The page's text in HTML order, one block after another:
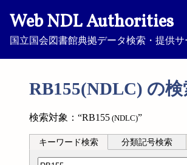
Web NDL Authorities
国立国会図書館典拠データ検索・提供サ
RB155(NDLC) の
検索対象：“RB155 (NDLC)”
キーワード検索 分類記号検索
分類記号検索